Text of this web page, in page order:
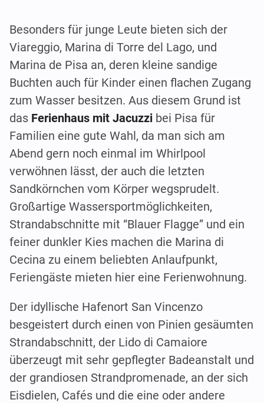
Besonders für junge Leute bieten sich der
Viareggio, Marina di Torre del Lago, und
Marina de Pisa an, deren kleine sandige
Buchten auch für Kinder einen flachen Zugang
zum Wasser besitzen. Aus diesem Grund ist
das Ferienhaus mit Jacuzzi bei Pisa für
Familien eine gute Wahl, da man sich am
Abend gern noch einmal im Whirlpool
verwöhnen lässt, der auch die letzten
Sandkörnchen vom Körper wegsprudelt.
Großartige Wassersportmöglichkeiten,
Strandabschnitte mit “Blauer Flagge” und ein
feiner dunkler Kies machen die Marina di
Cecina zu einem beliebten Anlaufpunkt,
Feriengäste mieten hier eine Ferienwohnung.
Der idyllische Hafenort San Vincenzo
besgeistert durch einen von Pinien gesäumten
Strandabschnitt, der Lido di Camaiore
überzeugt mit sehr gepflegter Badeanstalt und
der grandiosen Strandpromenade, an der sich
Eisdielen, Cafés und die eine oder andere